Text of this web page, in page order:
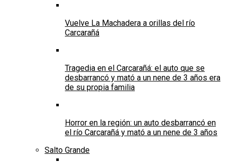
Vuelve La Machadera a orillas del río
Carcarañá
Tragedia en el Carcarañá: el auto que se
desbarrancó y mató a un nene de 3 años era
de su propia familia
Horror en la región: un auto desbarrancó en
el río Carcarañá y mató a un nene de 3 años
Salto Grande